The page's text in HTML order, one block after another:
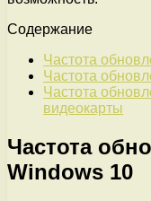
Содержание
Частота
Частота
Частота
видеокарты
Частота
Windows 10